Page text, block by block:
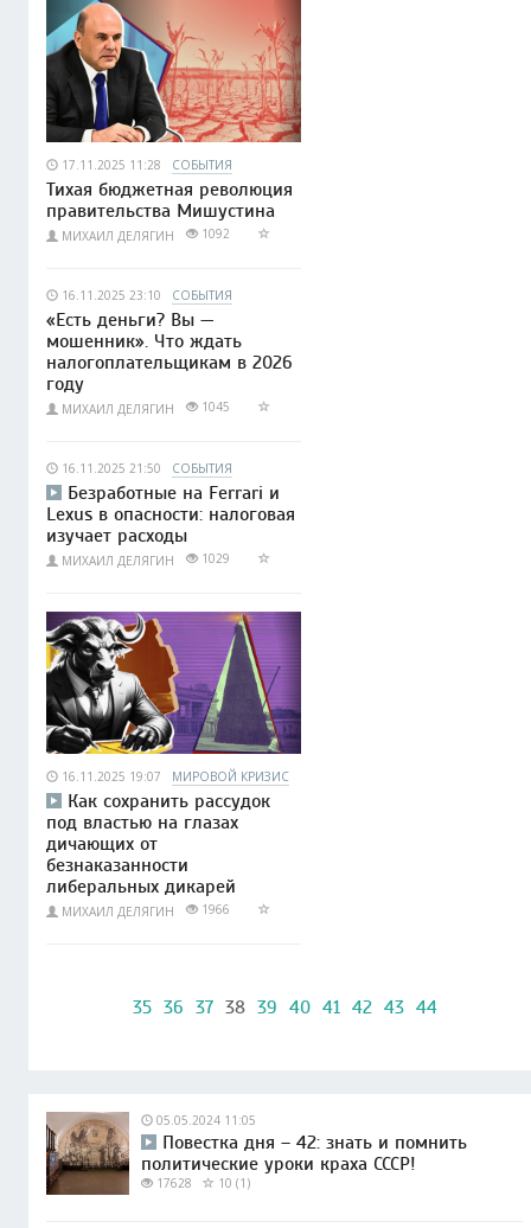
17.11.2025 11:28 СОБЫТИЯ
Тихая бюджетная революция
правительства Мишустина
МИХАИЛ ДЕЛЯГИН 1092
16.11.2025 23:10 СОБЫТИЯ
«Есть деньги? Вы —
мошенник». Что ждать
налогоплательщикам в 2026
году
МИХАИЛ ДЕЛЯГИН 1045
16.11.2025 21:50 СОБЫТИЯ
Безработные на Ferrari и
Lexus в опасности: налоговая
изучает расходы
МИХАИЛ ДЕЛЯГИН 1029
16.11.2025 19:07 МИРОВОЙ КРИЗИС
Как сохранить рассудок
под властью на глазах
дичающих от
безнаказанности
либеральных дикарей
МИХАИЛ ДЕЛЯГИН 1966
35 36 37 38 39 40 41 42 43 44
05.05.2024 11:05
Повестка дня – 42: знать и помнить
политические уроки краха СССР!
17628 10 (1)